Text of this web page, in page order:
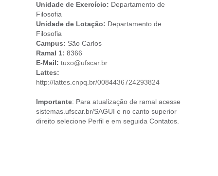
Unidade de Exercício: Departamento de
Filosofia
Unidade de Lotação: Departamento de
Filosofia
Campus: São Carlos
Ramal 1: 8366
E-Mail: tuxo@ufscar.br
Lattes:
http://lattes.cnpq.br/0084436724293824
Importante: Para atualização de ramal acesse
sistemas.ufscar.br/SAGUI e no canto superior
direito selecione Perfil e em seguida Contatos.